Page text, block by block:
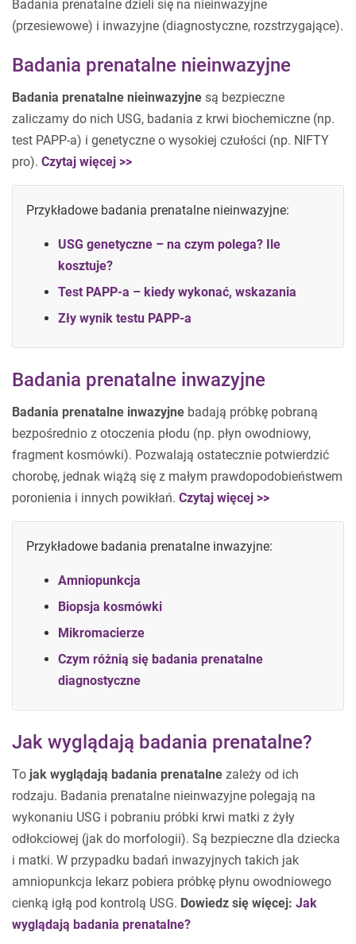
Badania prenatalne dzieli się na nieinwazyjne
(przesiewowe) i inwazyjne (diagnostyczne, rozstrzygające).
Badania prenatalne nieinwazyjne
Badania prenatalne nieinwazyjne są bezpieczne
zaliczamy do nich USG, badania z krwi biochemiczne (np.
test PAPP-a) i genetyczne o wysokiej czułości (np. NIFTY
pro). Czytaj więcej >>
Przykładowe badania prenatalne nieinwazyjne:
USG genetyczne – na czym polega? Ile
kosztuje?
Test PAPP-a – kiedy wykonać, wskazania
Zły wynik testu PAPP-a
Badania prenatalne inwazyjne
Badania prenatalne inwazyjne badają próbkę pobraną
bezpośrednio z otoczenia płodu (np. płyn owodniowy,
fragment kosmówki). Pozwalają ostatecznie potwierdzić
chorobę, jednak wiążą się z małym prawdopodobieństwem
poronienia i innych powikłań. Czytaj więcej >>
Przykładowe badania prenatalne inwazyjne:
Amniopunkcja
Biopsja kosmówki
Mikromacierze
Czym różnią się badania prenatalne
diagnostyczne
Jak wyglądają badania prenatalne?
To jak wyglądają badania prenatalne zależy od ich
rodzaju. Badania prenatalne nieinwazyjne polegają na
wykonaniu USG i pobraniu próbki krwi matki z żyły
odłokciowej (jak do morfologii). Są bezpieczne dla dziecka
i matki. W przypadku badań inwazyjnych takich jak
amniopunkcja lekarz pobiera próbkę płynu owodniowego
cienką igłą pod kontrolą USG. Dowiedz się więcej: Jak
wyglądają badania prenatalne?